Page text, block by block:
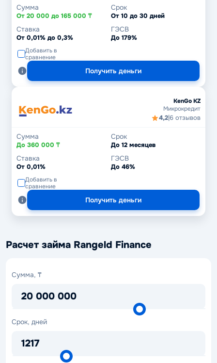
Сумма
От 20 000 до 165 000 ₸
Срок
От 10 до 30 дней
Ставка
От 0,01% до 0,3%
ГЭСВ
До 179%
Добавить в
сравнение
Получить деньги
KenGo KZ
Микрокредит
4,2|6 отзывов
Сумма
До 360 000 ₸
Срок
До 12 месяцев
Ставка
От 0,01%
ГЭСВ
До 46%
Добавить в
сравнение
Получить деньги
Расчет займа Rangeld Finance
Сумма, ₸
20 000 000
Сумма,
Срок, дней
1217
Срок,